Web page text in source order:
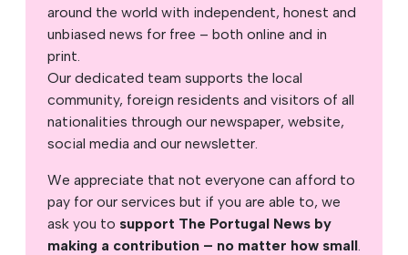
around the world with independent, honest and
unbiased news for free – both online and in
print.
Our dedicated team supports the local
community, foreign residents and visitors of all
nationalities through our newspaper, website,
social media and our newsletter.
We appreciate that not everyone can afford to
pay for our services but if you are able to, we
ask you to support The Portugal News by
making a contribution – no matter how small.